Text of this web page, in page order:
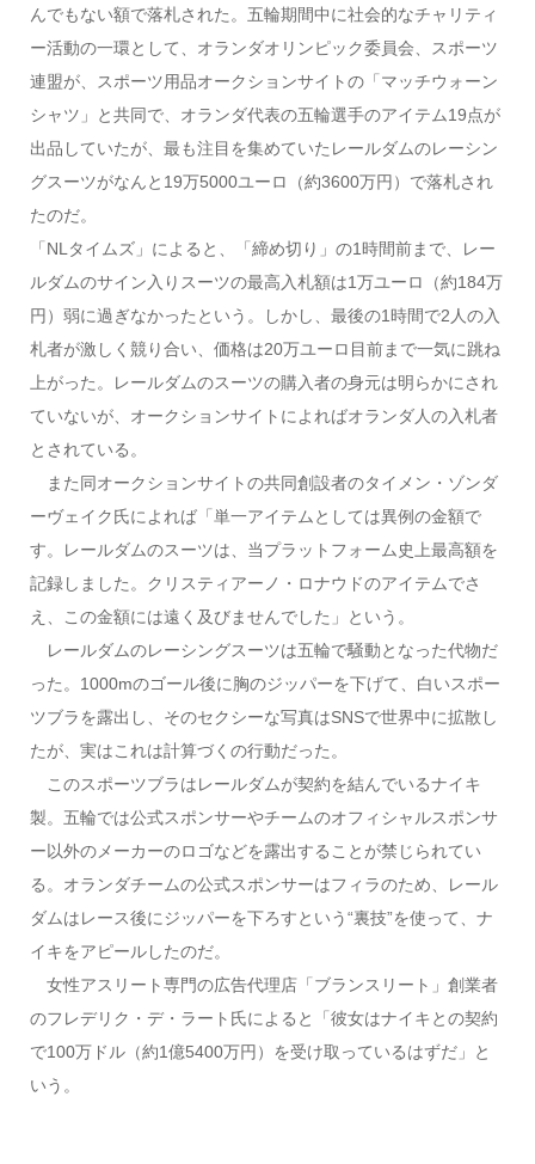
んでもない額で落札された。五輪期間中に社会的なチャリティ
ー活動の一環として、オランダオリンピック委員会、スポーツ
連盟が、スポーツ用品オークションサイトの「マッチウォーン
シャツ」と共同で、オランダ代表の五輪選手のアイテム19点が
出品していたが、最も注目を集めていたレールダムのレーシン
グスーツがなんと19万5000ユーロ（約3600万円）で落札され
たのだ。
「NLタイムズ」によると、「締め切り」の1時間前まで、レー
ルダムのサイン入りスーツの最高入札額は1万ユーロ（約184万
円）弱に過ぎなかったという。しかし、最後の1時間で2人の入
札者が激しく競り合い、価格は20万ユーロ目前まで一気に跳ね
上がった。レールダムのスーツの購入者の身元は明らかにされ
ていないが、オークションサイトによればオランダ人の入札者
とされている。
また同オークションサイトの共同創設者のタイメン・ゾンダ
ーヴェイク氏によれば「単一アイテムとしては異例の金額で
す。レールダムのスーツは、当プラットフォーム史上最高額を
記録しました。クリスティアーノ・ロナウドのアイテムでさ
え、この金額には遠く及びませんでした」という。
レールダムのレーシングスーツは五輪で騒動となった代物だ
った。1000mのゴール後に胸のジッパーを下げて、白いスポー
ツブラを露出し、そのセクシーな写真はSNSで世界中に拡散し
たが、実はこれは計算づくの行動だった。
このスポーツブラはレールダムが契約を結んでいるナイキ
製。五輪では公式スポンサーやチームのオフィシャルスポンサ
ー以外のメーカーのロゴなどを露出することが禁じられてい
る。オランダチームの公式スポンサーはフィラのため、レール
ダムはレース後にジッパーを下ろすという“裏技”を使って、ナ
イキをアピールしたのだ。
女性アスリート専門の広告代理店「ブランスリート」創業者
のフレデリク・デ・ラート氏によると「彼女はナイキとの契約
で100万ドル（約1億5400万円）を受け取っているはずだ」と
いう。